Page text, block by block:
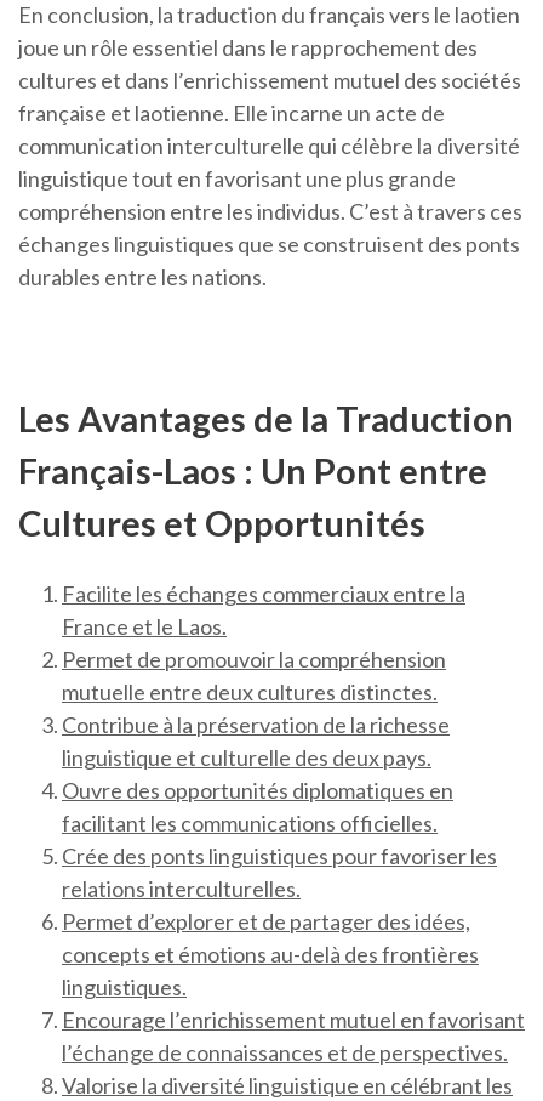
En conclusion, la traduction du français vers le laotien
joue un rôle essentiel dans le rapprochement des
cultures et dans l’enrichissement mutuel des sociétés
française et laotienne. Elle incarne un acte de
communication interculturelle qui célèbre la diversité
linguistique tout en favorisant une plus grande
compréhension entre les individus. C’est à travers ces
échanges linguistiques que se construisent des ponts
durables entre les nations.
Les Avantages de la Traduction
Français-Laos : Un Pont entre
Cultures et Opportunités
Facilite les échanges commerciaux entre la
France et le Laos.
Permet de promouvoir la compréhension
mutuelle entre deux cultures distinctes.
Contribue à la préservation de la richesse
linguistique et culturelle des deux pays.
Ouvre des opportunités diplomatiques en
facilitant les communications officielles.
Crée des ponts linguistiques pour favoriser les
relations interculturelles.
Permet d’explorer et de partager des idées,
concepts et émotions au-delà des frontières
linguistiques.
Encourage l’enrichissement mutuel en favorisant
l’échange de connaissances et de perspectives.
Valorise la diversité linguistique en célébrant les